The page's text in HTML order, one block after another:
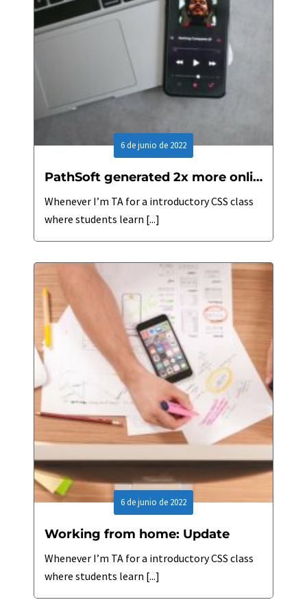
6 de junio de 2022
PathSoft generated 2x more online sales in 2022
Whenever I’m TA for a introductory CSS class
where students learn [...]
6 de junio de 2022
Working from home: Update
Whenever I’m TA for a introductory CSS class
where students learn [...]